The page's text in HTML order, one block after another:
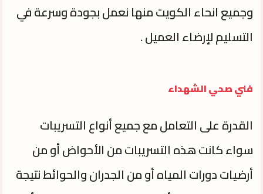
وجميع انحاء الكويت منها نعمل بجودة وسرعة في
التسليم لإرضاء العميل .
فني صحي الشهداء
القدرة على التعامل مع جميع أنواع التسريبات
سواء كانت هذه التسريبات من الأحواض أو من
أرضيات دورات المياه أو من الجدران والحوائط نتيجة